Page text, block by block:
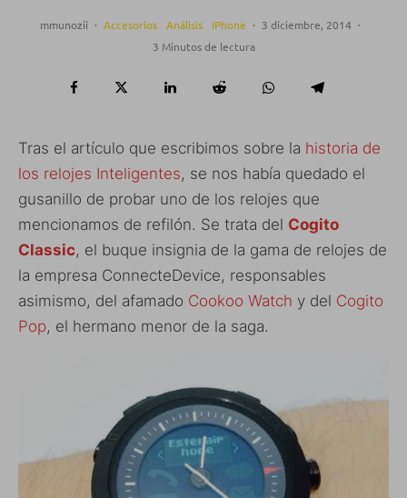
mmunozii · Accesorios Análisis iPhone · 3 diciembre, 2014 ·
3 Minutos de lectura
Tras el artículo que escribimos sobre la historia de
los relojes Inteligentes, se nos había quedado el
gusanillo de probar uno de los relojes que
mencionamos de refilón. Se trata del Cogito
Classic, el buque insignia de la gama de relojes de
la empresa ConnecteDevice, responsables
asimismo, del afamado Cookoo Watch y del Cogito
Pop, el hermano menor de la saga.